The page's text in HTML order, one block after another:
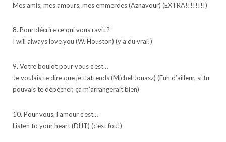
Mes amis, mes amours, mes emmerdes (Aznavour) (EXTRA!!!!!!!!)
8. Pour décrire ce qui vous ravit ?
I will always love you (W. Houston) (y’a du vrai!)
9. Votre boulot pour vous c’est…
Je voulais te dire que je t’attends (Michel Jonasz) (Euh d’ailleur, si tu
pouvais te dépécher, ça m’arrangerait bien)
10. Pour vous, l’amour c’est…
Listen to your heart (DHT) (c’est fou!)